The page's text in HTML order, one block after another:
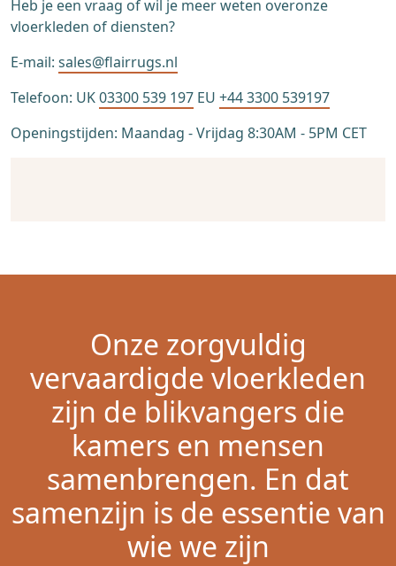
Heb je een vraag of wil je meer weten overonze
vloerkleden of diensten?
E-mail: sales@flairrugs.nl
Telefoon: UK03300 539 197 EU +44 3300 539197
Openingstijden: Maandag - Vrijdag 8:30AM - 5PM CET
Onze zorgvuldig
vervaardigde vloerkleden
zijn de blikvangers die
kamers en mensen
samenbrengen. En dat
samenzijn is de essentie van
wie we zijn